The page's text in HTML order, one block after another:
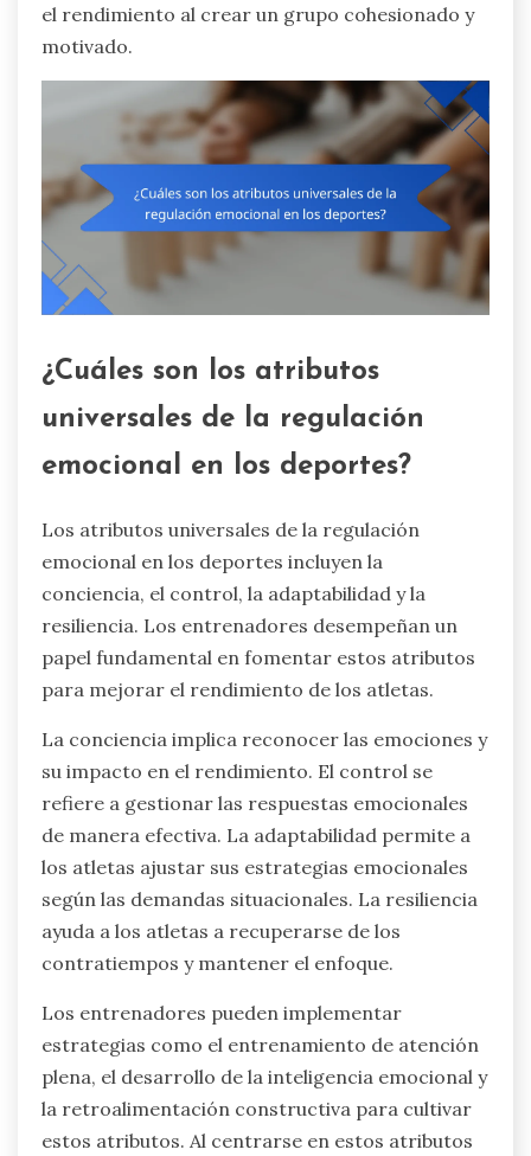
el rendimiento al crear un grupo cohesionado y
motivado.
¿Cuáles son los atributos
universales de la regulación
emocional en los deportes?
Los atributos universales de la regulación
emocional en los deportes incluyen la
conciencia, el control, la adaptabilidad y la
resiliencia. Los entrenadores desempeñan un
papel fundamental en fomentar estos atributos
para mejorar el rendimiento de los atletas.
La conciencia implica reconocer las emociones y
su impacto en el rendimiento. El control se
refiere a gestionar las respuestas emocionales
de manera efectiva. La adaptabilidad permite a
los atletas ajustar sus estrategias emocionales
según las demandas situacionales. La resiliencia
ayuda a los atletas a recuperarse de los
contratiempos y mantener el enfoque.
Los entrenadores pueden implementar
estrategias como el entrenamiento de atención
plena, el desarrollo de la inteligencia emocional y
la retroalimentación constructiva para cultivar
estos atributos. Al centrarse en estos atributos